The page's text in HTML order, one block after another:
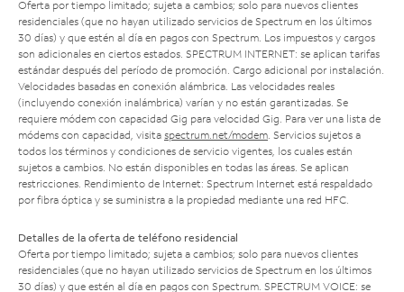
Oferta por tiempo limitado; sujeta a cambios; solo para nuevos clientes
residenciales (que no hayan utilizado servicios de Spectrum en los últimos
30 días) y que estén al día en pagos con Spectrum. Los impuestos y cargos
son adicionales en ciertos estados. SPECTRUM INTERNET: se aplican tarifas
estándar después del período de promoción. Cargo adicional por instalación.
Velocidades basadas en conexión alámbrica. Las velocidades reales
(incluyendo conexión inalámbrica) varían y no están garantizadas. Se
requiere módem con capacidad Gig para velocidad Gig. Para ver una lista de
módems con capacidad, visita spectrum.net/modem. Servicios sujetos a
todos los términos y condiciones de servicio vigentes, los cuales están
sujetos a cambios. No están disponibles en todas las áreas. Se aplican
restricciones. Rendimiento de Internet: Spectrum Internet está respaldado
por fibra óptica y se suministra a la propiedad mediante una red HFC.
Detalles de la oferta de teléfono residencial
Oferta por tiempo limitado; sujeta a cambios; solo para nuevos clientes
residenciales (que no hayan utilizado servicios de Spectrum en los últimos
30 días) y que estén al día en pagos con Spectrum. SPECTRUM VOICE: se